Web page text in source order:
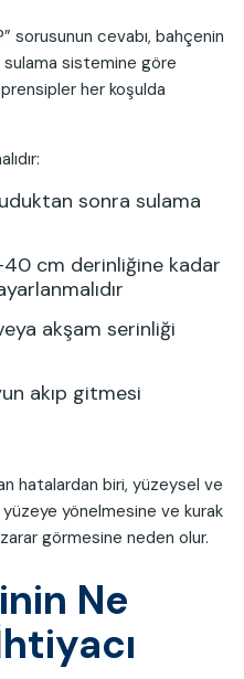
sorusunun cevabı, bahçenin
sulama sistemine göre
her koşulda
sonra sulama
cm derinliğine kadar
akşam serinliği
akıp gitmesi
hatalardan biri, yüzeysel ve
yüzeye yönelmesine ve kurak
görmesine neden olur.
Ne